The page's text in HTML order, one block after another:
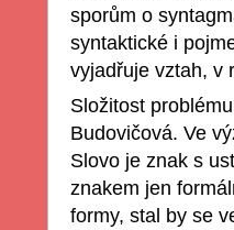
sporům o
syntaktické i
vyjadřuje vztah, v
Složitost
Budovičová. Ve
Slovo je znak s
znakem jen
formy, stal by se